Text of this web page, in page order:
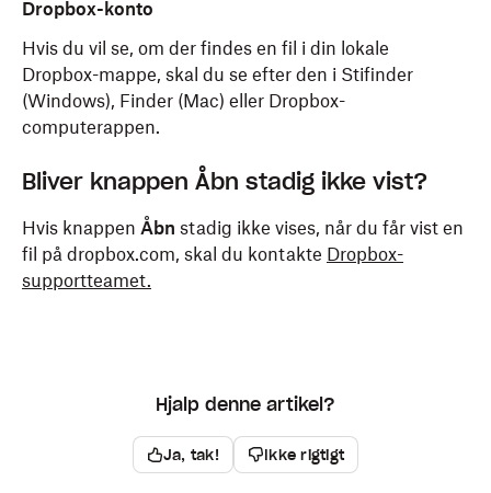
Dropbox-konto
Hvis du vil se, om der findes en fil i din lokale
Dropbox-mappe, skal du se efter den i Stifinder
(Windows), Finder (Mac) eller Dropbox-
computerappen.
Bliver knappen Åbn stadig ikke vist?
Hvis knappen Åbn stadig ikke vises, når du får vist en
fil på dropbox.com, skal du kontakte Dropbox-
supportteamet.
Hjalp denne artikel?
Ja, tak! Ikke rigtigt